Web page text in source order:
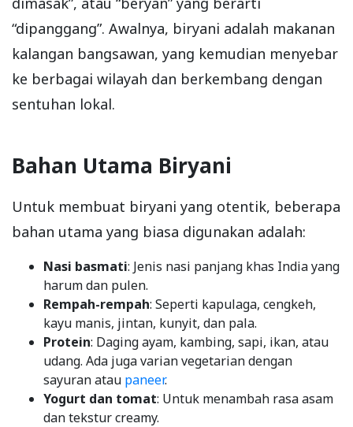
“dipanggang”. Awalnya, biryani adalah makanan
kalangan bangsawan, yang kemudian menyebar
ke berbagai wilayah dan berkembang dengan
sentuhan lokal.
Bahan Utama Biryani
Untuk membuat biryani yang otentik, beberapa
bahan utama yang biasa digunakan adalah:
Nasi basmati: Jenis nasi panjang khas India yang
harum dan pulen.
Rempah-rempah: Seperti kapulaga, cengkeh,
kayu manis, jintan, kunyit, dan pala.
Protein: Daging ayam, kambing, sapi, ikan, atau
udang. Ada juga varian vegetarian dengan
sayuran atau paneer.
Yogurt dan tomat: Untuk menambah rasa asam
dan tekstur creamy.